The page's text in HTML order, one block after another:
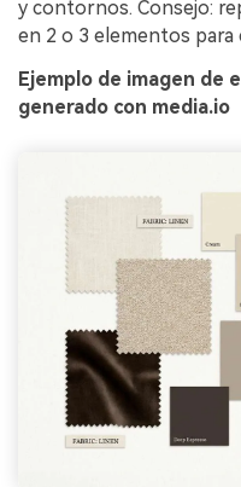
y contornos. Consejo:
en 2 o 3 elementos para
Ejemplo de imagen de
generado con media.io